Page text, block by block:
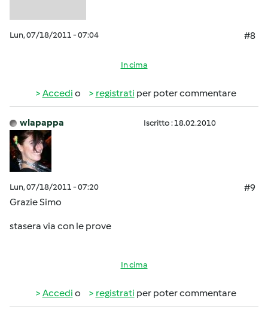
Lun, 07/18/2011 - 07:04 #8
In cima
Accedi o registrati per poter commentare
wlapappa Iscritto : 18.02.2010
Lun, 07/18/2011 - 07:20
#9
Grazie Simo
stasera via con le prove
In cima
Accedi o registrati per poter commentare